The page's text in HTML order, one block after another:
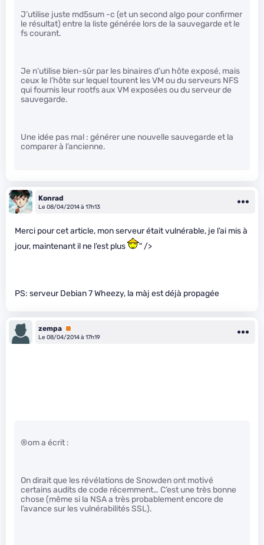
J’utilise juste md5sum -c (et un second algo pour confirmer
le résultat) entre la liste générée lors de la sauvegarde et le
fs courant.
Je n’utilise bien-sûr par les binaires d’un hôte exposé, mais
ceux le l’hôte sur lequel tourent les VM ou du serveurs NFS
qui fournis leur rootfs aux VM exposées ou du serveur de
sauvegarde.
Une idée pas mal : générer une nouvelle sauvegarde et la
comparer à l’ancienne.
Konrad
Le 08/04/2014 à 17h13
Merci pour cet article, mon serveur était vulnérable, je l’ai mis à
jour, maintenant il ne l’est plus
" />
PS: serveur Debian 7 Wheezy, la màj est déjà propagée
zempa Premium
Le 08/04/2014 à 17h19
®om a écrit :
On dirait que les révélations de Snowden ont motivé
certains audits de code récemment… C’est une très bonne
chose (même si la NSA a très probablement encore de
l’avance sur les vulnérabilités SSL).